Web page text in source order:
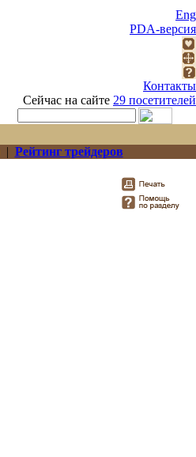
Eng
PDA-версия
Контакты
Сейчас на сайте 29 посетителей
| Рейтинг трейдеров